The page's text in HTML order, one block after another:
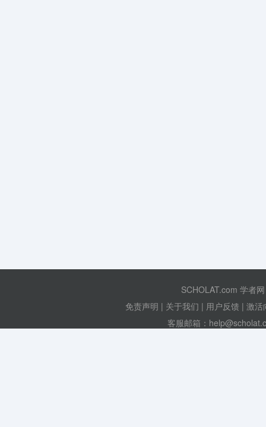
SCHOLAT.com 学者网
免责声明 | 关于我们 | 用户反馈 | 激活
客服邮箱：